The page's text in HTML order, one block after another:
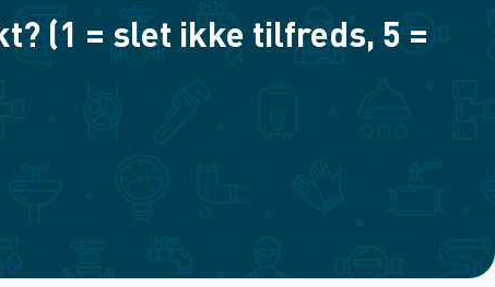
(1 = slet ikke tilfreds, 5 =